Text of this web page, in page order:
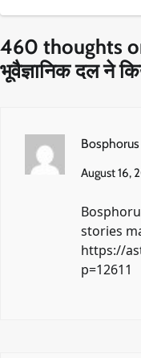
460 thoughts
भूवैज्ञानिक दल ने
August 16,
stories
https://
p=12611